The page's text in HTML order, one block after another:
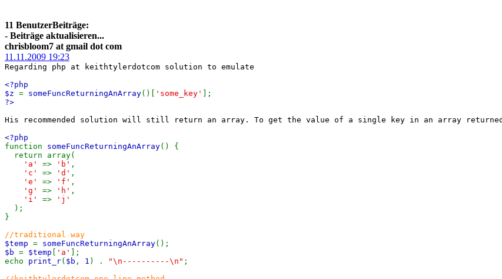
11 BenutzerBeiträge:
- Beiträge aktualisieren...
chrisbloom7 at gmail dot com
11.11.2009 19:23
Regarding php at keithtylerdotcom solution to emulate
<?php
$z = someFuncReturningAnArray()[ 'some_key'
];
?>
His recommended solution will still return an array. To get the value of a single key in an array
<?php
function someFuncReturningAnArray() {
return array(
'a' => 'b' ,
'c' => 'd' ,
'e' => 'f' ,
'g' => 'h' ,
'i' =>
'j'
);
}
//traditional way
$temp = someFuncReturningAnArray();
$b = $temp 'a'
];
echo print_r( $b , 1 ) . "\n----------\n" ;